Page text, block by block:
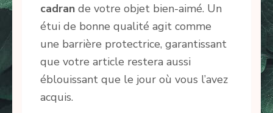
cadran de votre objet bien-aimé. Un
étui de bonne qualité agit comme
une barrière protectrice, garantissant
que votre article restera aussi
éblouissant que le jour où vous l’avez
acquis.